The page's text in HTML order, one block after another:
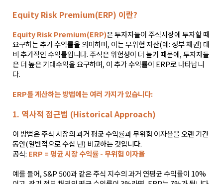
Equity Risk Premium(ERP) 이란?
Equity Risk Premium(ERP)은 투자자들이 주식시장에 투자할 때
요구하는 추가 수익률을 의미하며, 이는 무위험 자산(예: 정부 채권) 대
비 추가적인 수익률입니다. 주식은 위험성이 더 높기 때문에, 투자자들
은 더 높은 기대수익을 요구하며, 이 추가 수익률이 ERP로 나타납니
다.
ERP를 계산하는 방법에는 여러 가지가 있습니다:
1. 역사적 접근법 (Historical Approach)
이 방법은 주식 시장의 과거 평균 수익률과 무위험 이자율을 오랜 기간
동안(일반적으로 수십 년) 비교하는 것입니다.
공식: ERP = 평균 시장 수익률 - 무위험 이자율
예를 들어, S&P 500과 같은 주식 지수의 과거 연평균 수익률이 10%